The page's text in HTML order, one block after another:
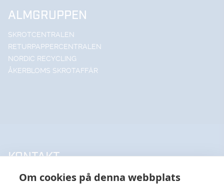
Om cookies på denna webbplats
ALMGRUPPEN
SKROTCENTRALEN
RETURPAPPERCENTRALEN
NORDIC RECYCLING
ÅKERBLOMS SKROTAFFÄR
KONTAKT
UPPSALA HANDELSSTÅL AB